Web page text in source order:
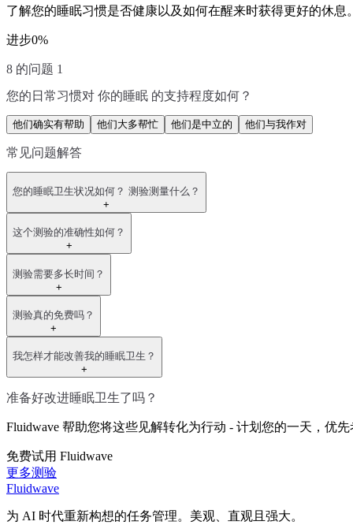
了解您的睡眠习惯是否健康以及如何在醒来时获得更好的休息
进步0%
8 的问题 1
您的日常习惯对 你的睡眠 的支持程度如何？
他们确实有帮助 他们大多帮忙 他们是中立的 他们与我作对
常见问题解答
您的睡眠卫生状况如何？ 测验测量什么？
+
这个测验的准确性如何？
+
测验需要多长时间？
+
测验真的免费吗？
+
我怎样才能改善我的睡眠卫生？
+
准备好改进睡眠卫生了吗？
Fluidwave 帮助您将这些见解转化为行动 - 计划您的一天，优
免费试用 Fluidwave
更多测验
Fluidwave
为 AI 时代重新构想的任务管理。美观、直观且强大。